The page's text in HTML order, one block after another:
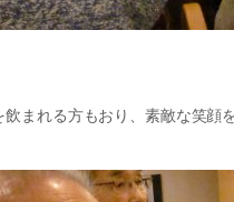
まれる方もおり、素敵な笑顔